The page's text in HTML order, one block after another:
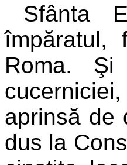
Sfânta
împăratul,
Roma.
aprinsă de
dus la